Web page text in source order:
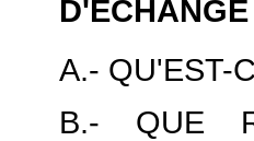
A.- QU'EST-
B.- QUE